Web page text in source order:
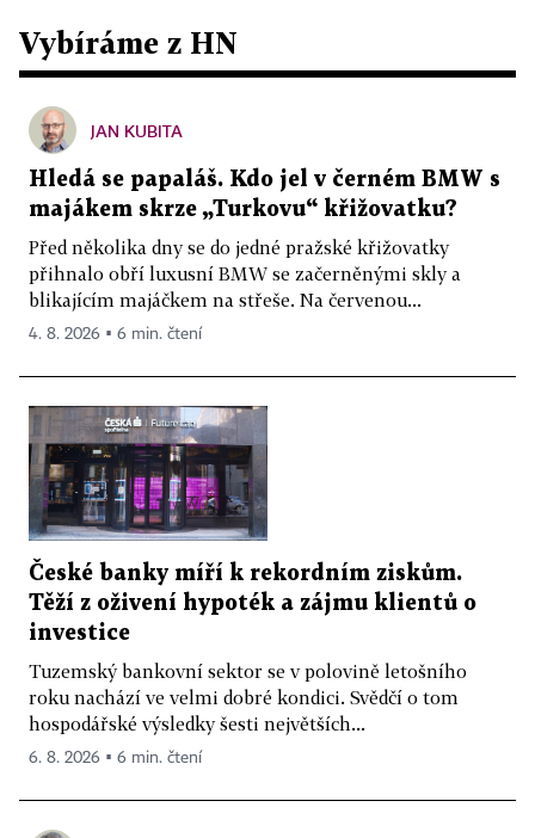
Vybíráme z HN
JAN KUBITA
Hledá se papaláš. Kdo jel v černém BMW s
majákem skrze „Turkovu“ křižovatku?
Před několika dny se do jedné pražské křižovatky
přihnalo obří luxusní BMW se začerněnými skly a
blikajícím majáčkem na střeše. Na červenou...
4. 8. 2026 ▪ 6 min. čtení
České banky míří k rekordním ziskům.
Těží z oživení hypoték a zájmu klientů o
investice
Tuzemský bankovní sektor se v polovině letošního
roku nachází ve velmi dobré kondici. Svědčí o tom
hospodářské výsledky šesti největších...
6. 8. 2026 ▪ 6 min. čtení